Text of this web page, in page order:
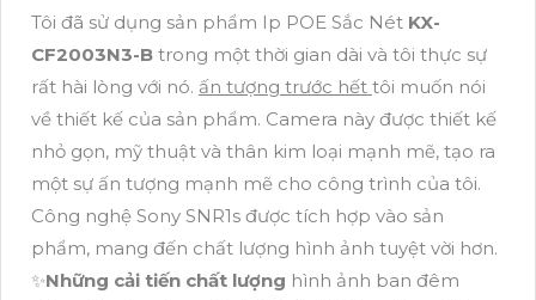
Tôi đã sử dụng sản phẩm Ip POE Sắc Nét KX-
CF2003N3-B trong một thời gian dài và tôi thực sự
rất hài lòng với nó. ấn tượng trước hết tôi muốn nói
về thiết kế của sản phẩm. Camera này được thiết kế
nhỏ gọn, mỹ thuật và thân kim loại mạnh mẽ, tạo ra
một sự ấn tượng mạnh mẽ cho công trình của tôi.
Công nghệ Sony SNR1s được tích hợp vào sản
phẩm, mang đến chất lượng hình ảnh tuyệt vời hơn.
✨Những cải tiến chất lượng hình ảnh ban đêm